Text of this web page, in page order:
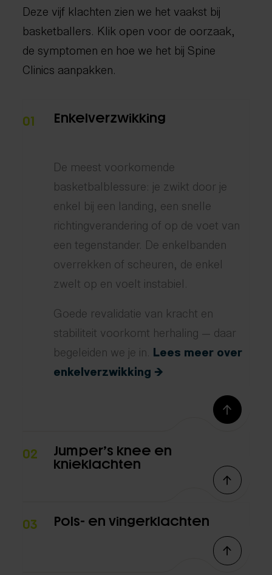
Deze vijf klachten zien we het vaakst bij
basketballers. Klik open voor de oorzaak,
de symptomen en hoe we het bij Spine
Clinics aanpakken.
01 Enkelverzwikking
De meest voorkomende
basketbalblessure: je zwikt door je
enkel bij een landing, een snelle
richtingverandering of op de voet van
een tegenstander. De enkelbanden
overrekken of scheuren, de enkel
zwelt op en voelt instabiel.
Goede revalidatie van kracht en
stabiliteit voorkomt herhaling — daar
begeleiden we je in. Lees meer over
enkelverzwikking →
02
Jumper’s knee en
knieklachten
03 Pols- en vingerklachten